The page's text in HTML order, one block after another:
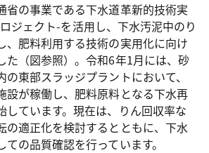
省の事業である下水道革新的技術実
ジェクト-を活用し、下水汚泥中のり
、肥料利用する技術の実用化に向け
た（図参照）。令和6年1月には、砂
東部スラッジプラントにおいて、
設が稼働し、肥料原料となる下水再
しています。現在は、りん回収率な
の適正化を検討するとともに、下水
の品質確認を行っています。